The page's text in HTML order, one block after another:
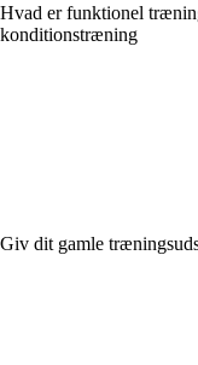
Hvad er funktionel
konditionstræning
Giv dit gamle